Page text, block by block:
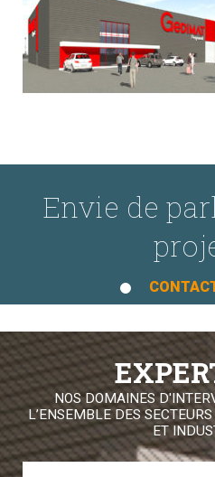
Envie de
NOS DOMAINES
L’ENSEMBLE DES
ET